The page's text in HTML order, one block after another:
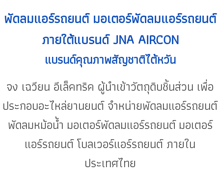
พัดลมแอร์รถยนต์มอเตอร์พัดลมแอร์รถยนต์
ภายใต้แบรนด์ JNA AIRCON
แบรนด์คุณภาพสัญชาติไต้หวัน
จง เฉวียน อีเล็คทริค ผู้นำเข้าวัตถุดิบชิ้นส่วน เพื่อ
ประกอบอะไหล่ยานยนต์ จำหน่ายพัดลมแอร์รถยนต์
พัดลมหม้อน้ำ มอเตอร์พัดลมแอร์รถยนต์ มอเตอร์
แอร์รถยนต์โบลเวอร์แอร์รถยนต์ภายใน
ประเทศไทย